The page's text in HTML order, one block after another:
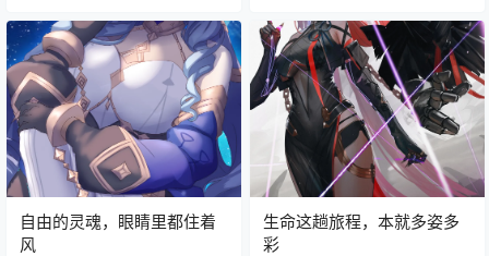
自由的灵魂，眼睛里都住着
风
生命这趟旅程，本就多姿多
彩